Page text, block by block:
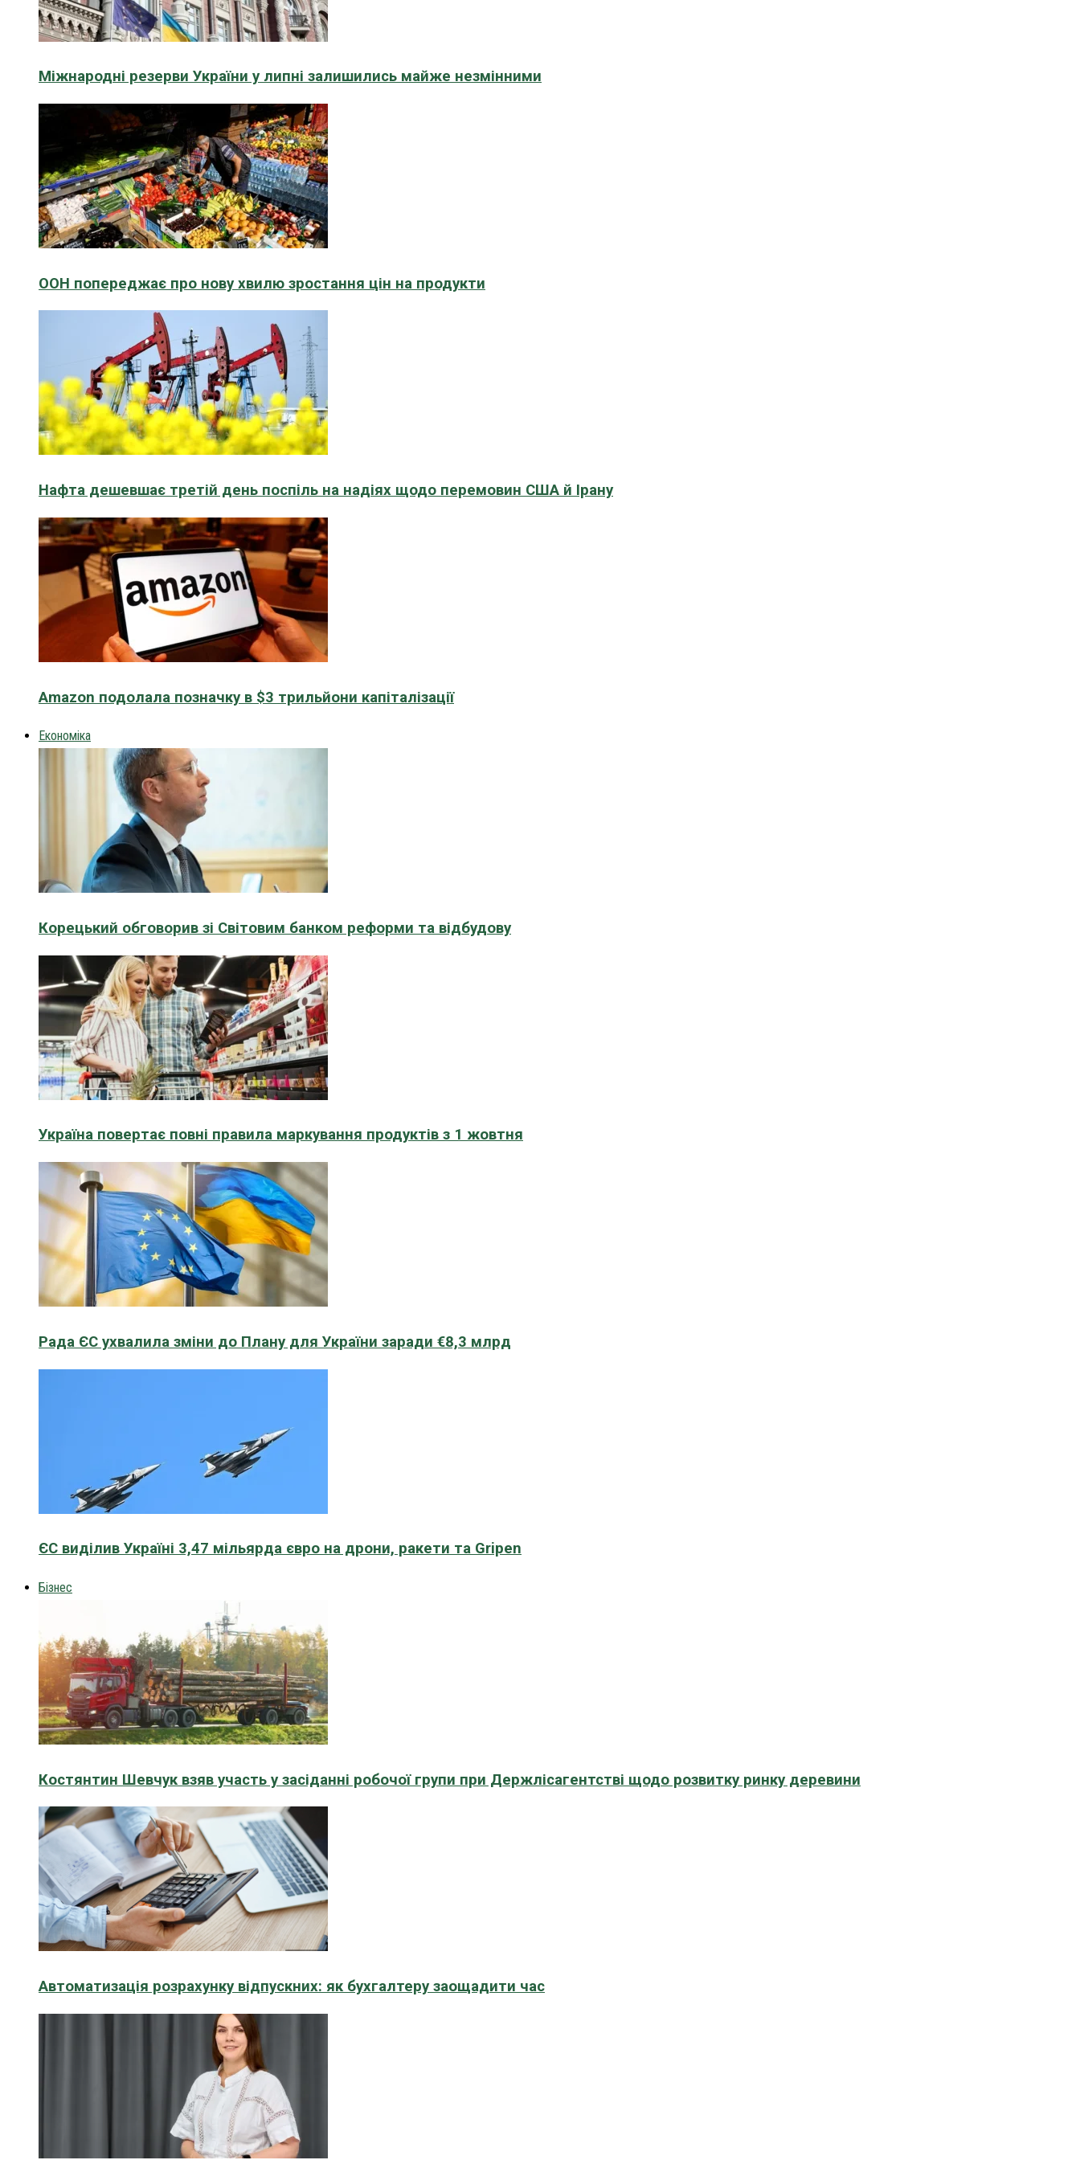
Міжнародні резерви України у липні залишились майже незмінними
ООН попереджає про нову хвилю зростання цін на продукти
Нафта дешевшає третій день поспіль на надіях щодо перемовин США й Ірану
Amazon подолала позначку в $3 трильйони капіталізації
Економіка
Корецький обговорив зі Світовим банком реформи та відбудову
Україна повертає повні правила маркування продуктів з 1 жовтня
Рада ЄС ухвалила зміни до Плану для України заради €8,3 млрд
ЄС виділив Україні 3,47 мільярда євро на дрони, ракети та Gripen
Бізнес
Костянтин Шевчук взяв участь у засіданні робочої групи при Держлісагентстві щодо розвитку ринку деревини
Автоматизація розрахунку відпускних: як бухгалтеру заощадити час